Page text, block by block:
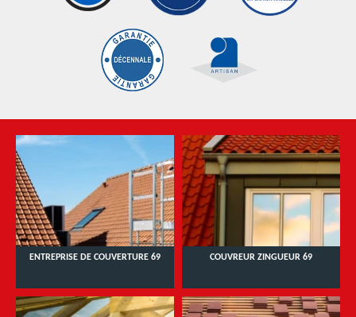
ENTREPRISE DE COUVERTURE 69 COUVREUR ZINGUEUR 69